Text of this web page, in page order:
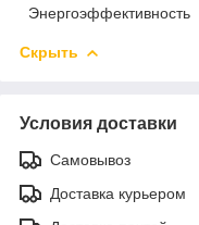
Энергоэффективность
Скрыть
Условия доставки
Самовывоз
Доставка курьером